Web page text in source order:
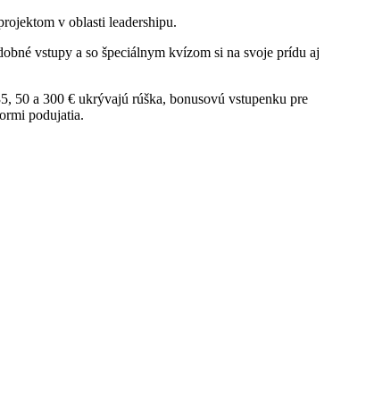
v oblasti leadershipu.
vstupy a so špeciálnym kvízom si na svoje prídu aj
50 a 300 € ukrývajú rúška, bonusovú vstupenku pre
podujatia.